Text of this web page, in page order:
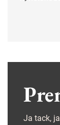
Ja tack,